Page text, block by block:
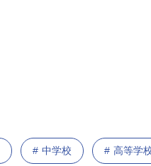
中学校 高等学